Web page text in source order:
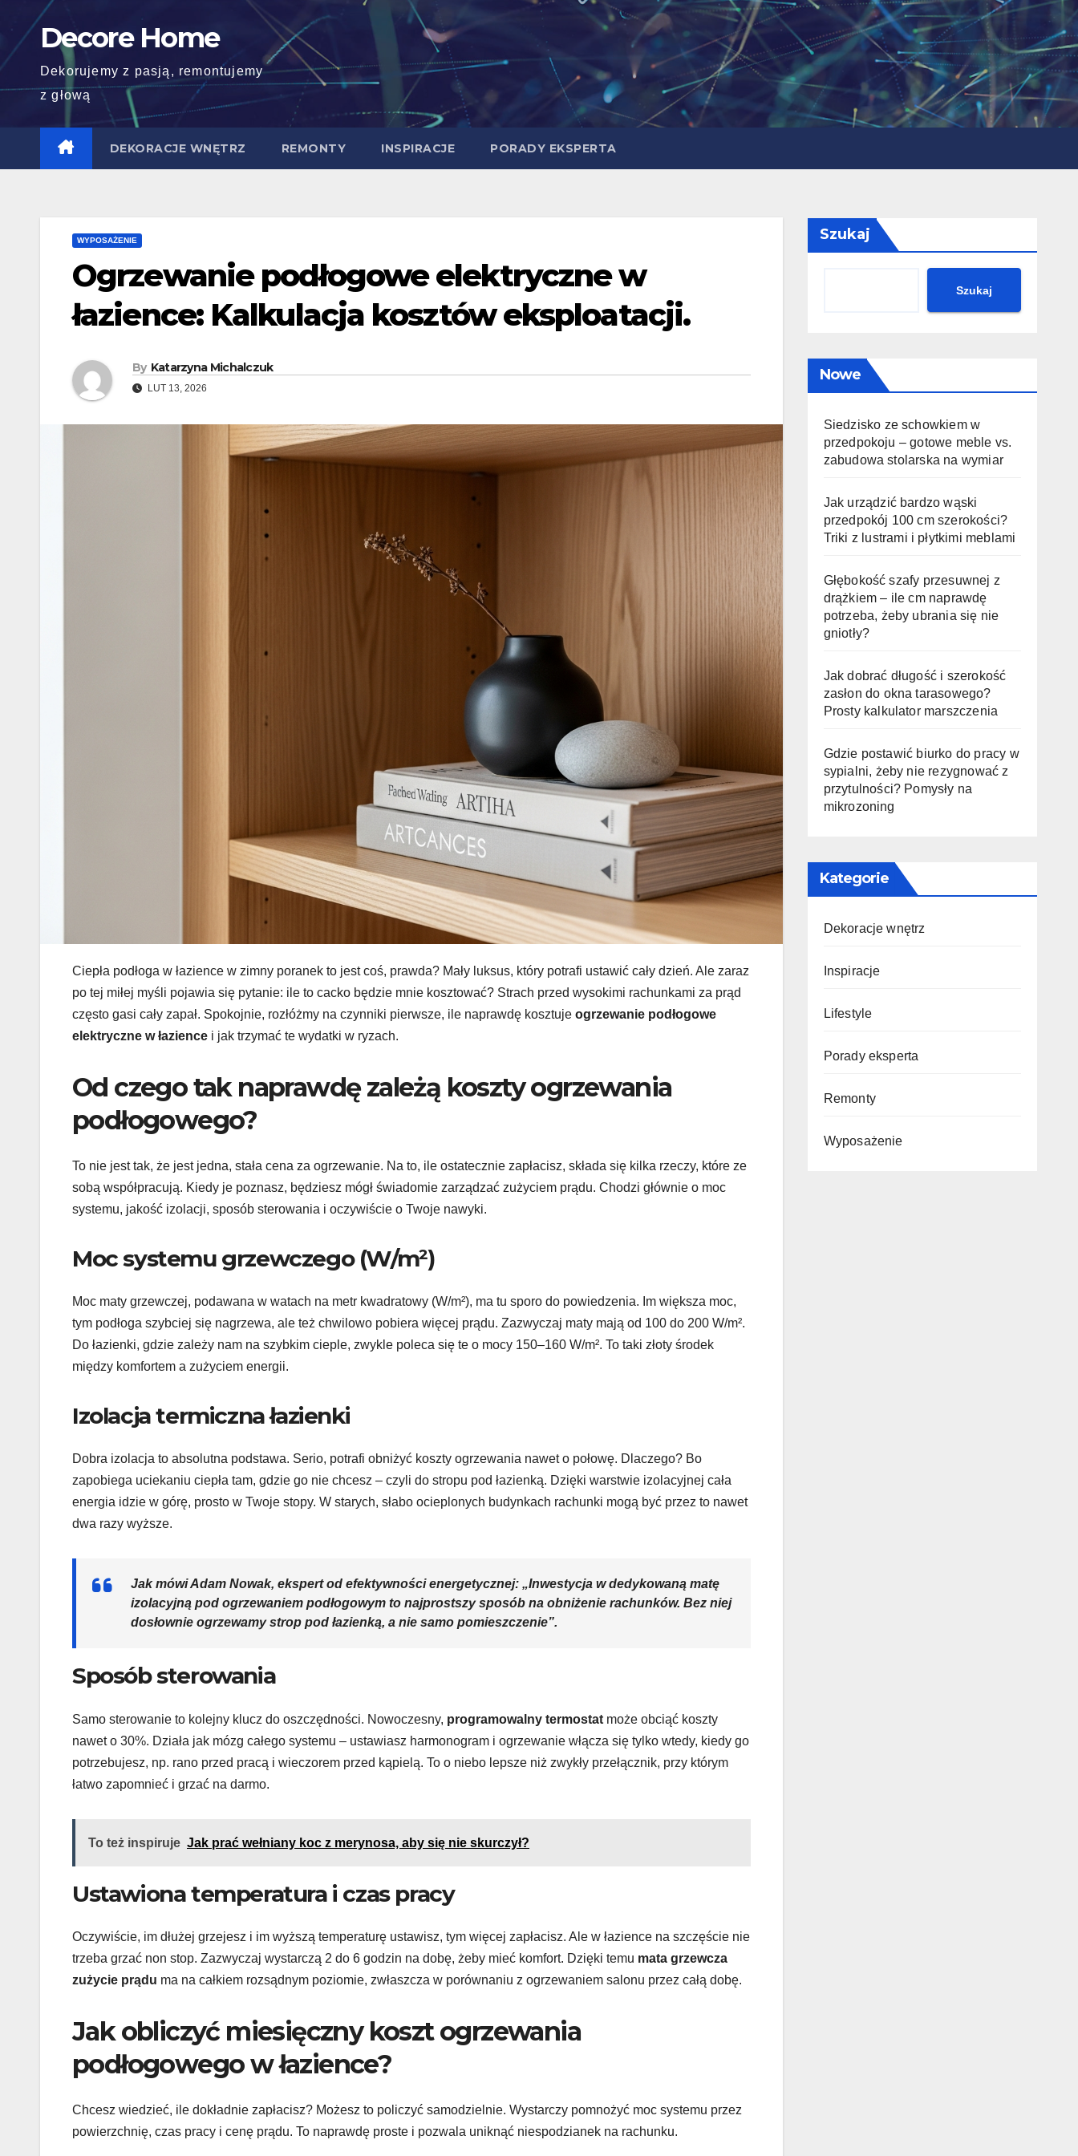
content
Decore Home
Dekorujemy z pasją, remontujemy
z głową
DEKORACJE WNĘTRZ REMONTY INSPIRACJE PORADY EKSPERTA
WYPOSAŻENIE
Ogrzewanie podłogowe elektryczne w
łazience: Kalkulacja kosztów eksploatacji.
By Katarzyna Michalczuk
LUT 13, 2026
Ciepła podłoga w łazience w zimny poranek to jest coś, prawda? Mały luksus, który potrafi ustawić cały dzień. Ale zaraz
po tej miłej myśli pojawia się pytanie: ile to cacko będzie mnie kosztować? Strach przed wysokimi rachunkami za prąd
często gasi cały zapał. Spokojnie, rozłóżmy na czynniki pierwsze, ile naprawdę kosztuje ogrzewanie podłogowe
elektryczne w łazience i jak trzymać te wydatki w ryzach.
Od czego tak naprawdę zależą koszty ogrzewania
podłogowego?
To nie jest tak, że jest jedna, stała cena za ogrzewanie. Na to, ile ostatecznie zapłacisz, składa się kilka rzeczy, które ze
sobą współpracują. Kiedy je poznasz, będziesz mógł świadomie zarządzać zużyciem prądu. Chodzi głównie o moc
systemu, jakość izolacji, sposób sterowania i oczywiście o Twoje nawyki.
Moc systemu grzewczego (W/m²)
Moc maty grzewczej, podawana w watach na metr kwadratowy (W/m²), ma tu sporo do powiedzenia. Im większa moc,
tym podłoga szybciej się nagrzewa, ale też chwilowo pobiera więcej prądu. Zazwyczaj maty mają od 100 do 200 W/m².
Do łazienki, gdzie zależy nam na szybkim cieple, zwykle poleca się te o mocy 150–160 W/m². To taki złoty środek
między komfortem a zużyciem energii.
Izolacja termiczna łazienki
Dobra izolacja to absolutna podstawa. Serio, potrafi obniżyć koszty ogrzewania nawet o połowę. Dlaczego? Bo
zapobiega uciekaniu ciepła tam, gdzie go nie chcesz – czyli do stropu pod łazienką. Dzięki warstwie izolacyjnej cała
energia idzie w górę, prosto w Twoje stopy. W starych, słabo ocieplonych budynkach rachunki mogą być przez to nawet
dwa razy wyższe.
Jak mówi Adam Nowak, ekspert od efektywności energetycznej: „Inwestycja w dedykowaną matę
izolacyjną pod ogrzewaniem podłogowym to najprostszy sposób na obniżenie rachunków. Bez niej
dosłownie ogrzewamy strop pod łazienką, a nie samo pomieszczenie”.
Sposób sterowania
Samo sterowanie to kolejny klucz do oszczędności. Nowoczesny, programowalny termostat może obciąć koszty
nawet o 30%. Działa jak mózg całego systemu – ustawiasz harmonogram i ogrzewanie włącza się tylko wtedy, kiedy go
potrzebujesz, np. rano przed pracą i wieczorem przed kąpielą. To o niebo lepsze niż zwykły przełącznik, przy którym
łatwo zapomnieć i grzać na darmo.
To też inspiruje Jak prać wełniany koc z merynosa, aby się nie skurczył?
Ustawiona temperatura i czas pracy
Oczywiście, im dłużej grzejesz i im wyższą temperaturę ustawisz, tym więcej zapłacisz. Ale w łazience na szczęście nie
trzeba grzać non stop. Zazwyczaj wystarczą 2 do 6 godzin na dobę, żeby mieć komfort. Dzięki temu mata grzewcza
zużycie prądu ma na całkiem rozsądnym poziomie, zwłaszcza w porównaniu z ogrzewaniem salonu przez całą dobę.
Jak obliczyć miesięczny koszt ogrzewania
podłogowego w łazience?
Chcesz wiedzieć, ile dokładnie zapłacisz? Możesz to policzyć samodzielnie. Wystarczy pomnożyć moc systemu przez
powierzchnię, czas pracy i cenę prądu. To naprawdę proste i pozwala uniknąć niespodzianek na rachunku.
Szukaj
Szukaj
Nowe
Siedzisko ze schowkiem w
przedpokoju – gotowe meble vs.
zabudowa stolarska na wymiar
Jak urządzić bardzo wąski
przedpokój 100 cm szerokości?
Triki z lustrami i płytkimi meblami
Głębokość szafy przesuwnej z
drążkiem – ile cm naprawdę
potrzeba, żeby ubrania się nie
gniotły?
Jak dobrać długość i szerokość
zasłon do okna tarasowego?
Prosty kalkulator marszczenia
Gdzie postawić biurko do pracy w
sypialni, żeby nie rezygnować z
przytulności? Pomysły na
mikrozoning
Kategorie
Dekoracje wnętrz
Inspiracje
Lifestyle
Porady eksperta
Remonty
Wyposażenie